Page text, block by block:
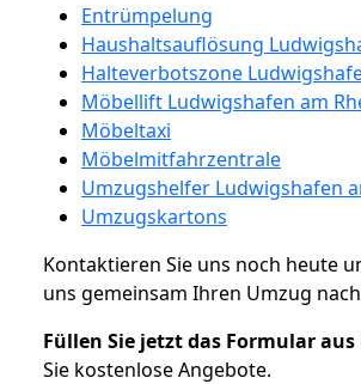
Entrümpelung
Haushaltsauflösung
Halteverbotszone
Möbellift Ludwigshafen am
Möbeltaxi
Möbelmitfahrzentrale
Umzugshelfer Ludwigshafen
Umzugskartons
Kontaktieren Sie uns noch heute
uns gemeinsam Ihren Umzug
Füllen Sie jetzt das Formular aus
Sie kostenlose Angebote.